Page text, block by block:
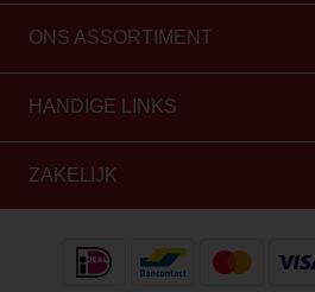
ONS ASSORTIMENT
HANDIGE LINKS
ZAKELIJK